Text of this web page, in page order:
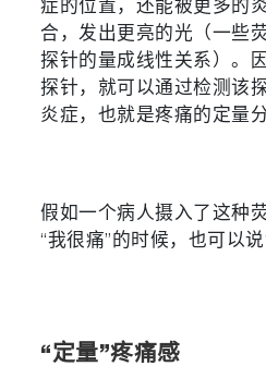
症的位置，还能被更多的
合，发出更亮的光（一些
探针的量成线性关系）。
探针，就可以通过检测该
炎症，也就是疼痛的定量
假如一个病人摄入了这种
“我很痛”的时候，也可以
“定量”疼痛感